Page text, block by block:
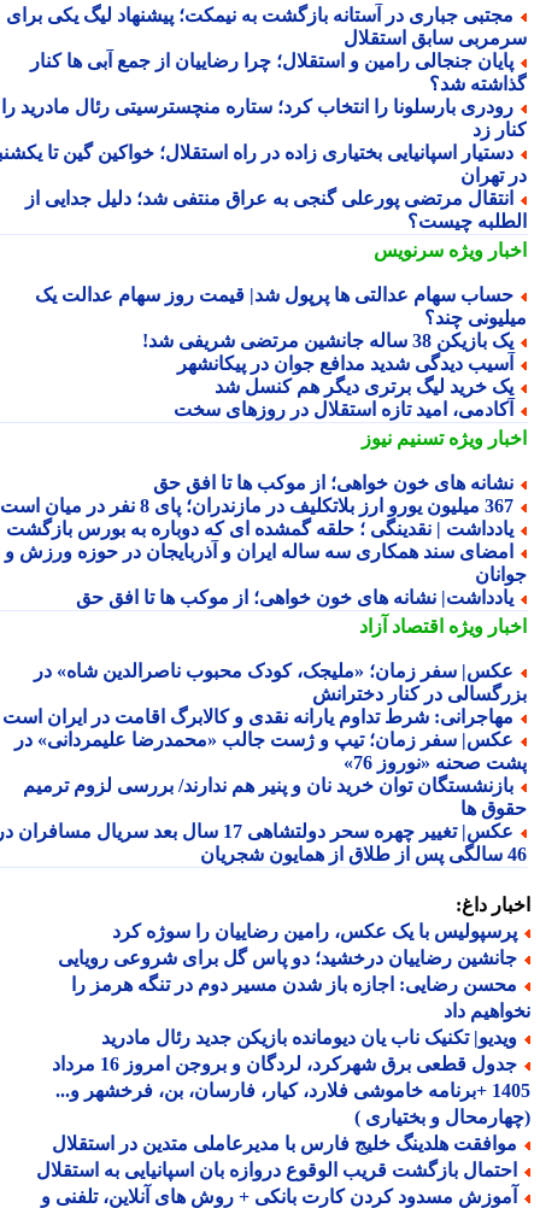
جباری در آستانه بازگشت به نیمکت؛ پیشنهاد لیگ یکی برای
سابق استقلال
جنجالی رامین و استقلال؛ چرا رضاییان از جمع آبی ها کنار
شد؟
بارسلونا را انتخاب کرد؛ ستاره منچسترسیتی رئال مادرید را
زد
اسپانیایی بختیاری زاده در راه استقلال؛ خواکین گین تا یکشنبه
تهران
مرتضی پورعلی گنجی به عراق منتفی شد؛ دلیل جدایی از
چیست؟
ویژهسرنویس
سهام عدالتی ها پرپول شد| قیمت روز سهام عدالت یک
چند؟
بازیکن 38 ساله جانشین مرتضی شریفی شد!
دیدگی شدید مدافع جوان در پیکانشهر
خرید لیگ برتری دیگر هم کنسل شد
امید تازه استقلال در روزهای سخت
ویژهتسنیم نیوز
های خون خواهی؛ از موکب ها تا افقِ حق
ارز بلاتکلیف در مازندران؛ پای 8 نفر در میان است!
| نقدینگی ؛ حلقه گمشده ای که دوباره به بورس بازگشت
سند همکاری سه ساله ایران و آذربایجان در حوزه ورزش و
نشانه های خون خواهی؛ از موکب ها تا افقِ حق
ویژهاقتصاد آزاد
سفر زمان؛ «ملیجک، کودک محبوب ناصرالدین شاه» در
در کنار دخترانش
شرط تداوم یارانه نقدی و کالابرگ اقامت در ایران است
سفر زمان؛ تیپ و ژست جالب «محمدرضا علیمردانی» در
صحنه «نوروز 76»
توان خرید نان و پنیر هم ندارند/ بررسی لزوم ترمیم
ها
عکس| تغییر چهره سحر دولتشاهی 17 سال بعد سریال مسافران در
داغ:
با یک عکس، رامین رضاییان را سوژه کرد
رضاییان درخشید؛ دو پاس گل برای شروعی رویایی
رضایی: اجازه باز شدن مسیر دوم در تنگه هرمز را
داد
تکنیک ناب یان دیومانده بازیکن جدید رئال مادرید
جدول قطعی برق شهرکرد، لردگان و بروجن امروز 16 مرداد
1405 +برنامه خاموشی فلارد، کیار، فارسان، بن، فرخشهر و...
و بختیاری )
هلدینگ خلیج فارس با مدیرعاملی متدین در استقلال
بازگشت قریب الوقوع دروازه بان اسپانیایی به استقلال
مسدود کردن کارت بانکی + روش های آنلاین، تلفنی و